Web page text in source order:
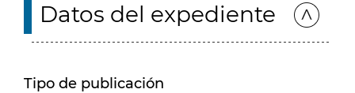
Datos del expediente
Tipo de publicación